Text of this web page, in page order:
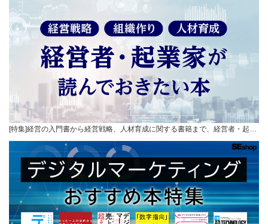
[特集]経営の入門書から経営戦略、人材育成に関する書籍まで、経営者・起…